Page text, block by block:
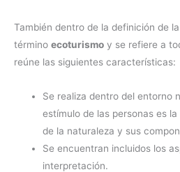
También dentro de la definición de
término ecoturismo y se refiere a
reúne las siguientes características:
Se realiza dentro del entorno
estímulo de las personas es
de la naturaleza y sus
Se encuentran incluidos los
interpretación.